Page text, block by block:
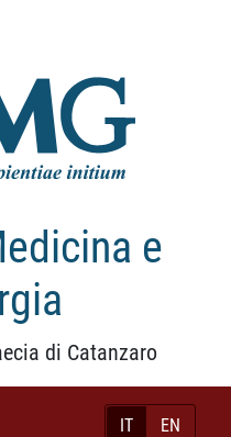
e
di Catanzaro
IT EN